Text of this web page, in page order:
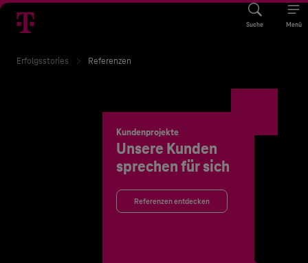
Suche Menü
Erfolgsstories Referenzen
Kundenprojekte
Unsere Kunden
sprechen für sich
Referenzen entdecken